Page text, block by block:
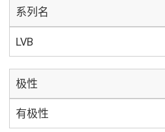
系列名
LVB
极性
有极性